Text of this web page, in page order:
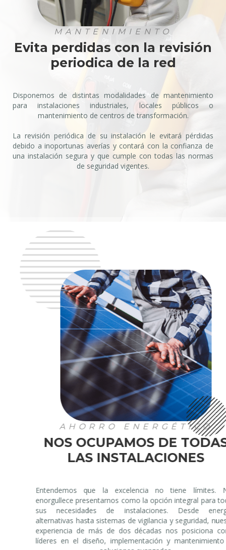
MANTENIMIENTO
Evita perdidas con la revisión
periodica de la red
Disponemos de distintas modalidades de mantenimiento
para instalaciones industriales, locales públicos o
mantenimiento de centros de transformación.
La revisión periódica de su instalación le evitará pérdidas
debido a inoportunas averías y contará con la confianza de
una instalación segura y que cumple con todas las normas
de seguridad vigentes.
AHORRO ENERGÉTICO
NOS OCUPAMOS DE TODAS
LAS INSTALACIONES
Entendemos que la excelencia no tiene límites. Nos
enorgullece presentarnos como la opción integral para todas
sus necesidades de instalaciones. Desde energías
alternativas hasta sistemas de vigilancia y seguridad, nuestra
experiencia de más de dos décadas nos posiciona como
líderes en el diseño, implementación y mantenimiento de